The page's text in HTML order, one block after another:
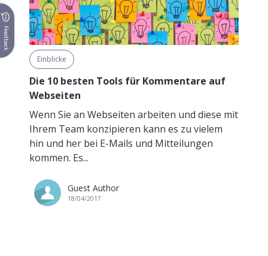
Einblicke
Die 10 besten Tools für Kommentare auf
Webseiten
Wenn Sie an Webseiten arbeiten und diese mit
Ihrem Team konzipieren kann es zu vielem
hin und her bei E-Mails und Mitteilungen
kommen. Es...
Guest Author
18/04/2017
Feedback